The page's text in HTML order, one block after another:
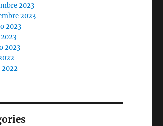
2023
2023
2023
2023
2022